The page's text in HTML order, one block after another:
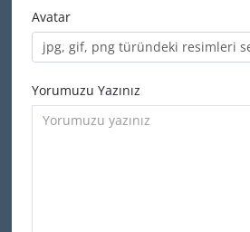
Avatar
jpg, gif, png türündeki resimleri
Yorumuzu Yazınız